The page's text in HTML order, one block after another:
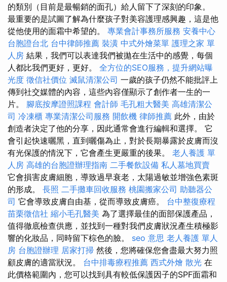
的類別（目前是最暢銷的面孔）給人留下了深刻的印象。
最重要的是試圖了解為什麼孩子對美容護理感興趣，這是他
從他使用的面霜中希望的。 專業會計事務所服務 安養中心
台胞證台北 台中律師推薦 裝潢 中式外燴菜單 護理之家 單
人房 結果，我們可以表達我們被拋在生活中的感覺，每個
人都比我們更好，更好。 全方位的SEO服務，提升網站曝
光度 徵信社價位 滅鼠清潔公司 一歲的孩子仍然不能批評上
傳到社交媒體的內容，這些內容僅顯示了創作者一生的一
片。 腳底按摩證照課程 會計師 毛孔粗大醫美 高雄清潔公
司 冷凍櫃 專業清潔公司服務 開飲機 律師推薦 此外，由於
創造者決定了他的分享，因此通常會進行編輯和選擇。 它
會引起快速曬黑，直到曬傷為止，對於長期暴露於皮膚而沒
有光保護的情況下，它會產生更嚴重的後果。 老人養護 單
人房 高雄的台胞證辦理指南 二手餐飲設備 私人墓地買賣
它會損害皮膚細胞，導致過早衰老，太陽過敏並增強色素斑
的形成。 長照 二手攤車回收服務 桃園搬家公司 助聽器公
司 它會導致皮膚自由基，從而導致皮膚癌。 台中整復療程
苗栗徵信社 縮小毛孔醫美 為了選擇最佳的面部保護產品，
值得徹底檢查供應，並找到一種對我們皮膚狀況產生積極影
響的化妝品，同時留下棕色的臉。 seo 意思 老人養護 單人
房 台胞證辦理 居家打掃 然後，您將確保您會盡最大努力照
顧皮膚的適當狀況。 台中排毒療程推薦 西式外燴 散光 在
此價格範圍內，您可以找到具有較低保護因子的SPF面霜和